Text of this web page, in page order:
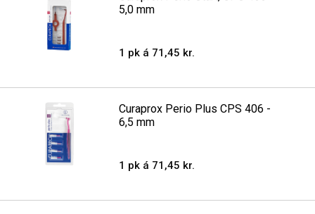
5,0 mm
1 pk á 71,45 kr.
Curaprox Perio Plus CPS 406 -
6,5 mm
1 pk á 71,45 kr.